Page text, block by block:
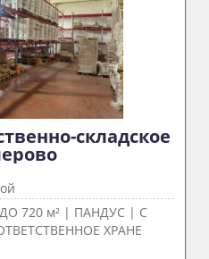
складское
720 м² | ПАНДУС | С
ХРАНЕ